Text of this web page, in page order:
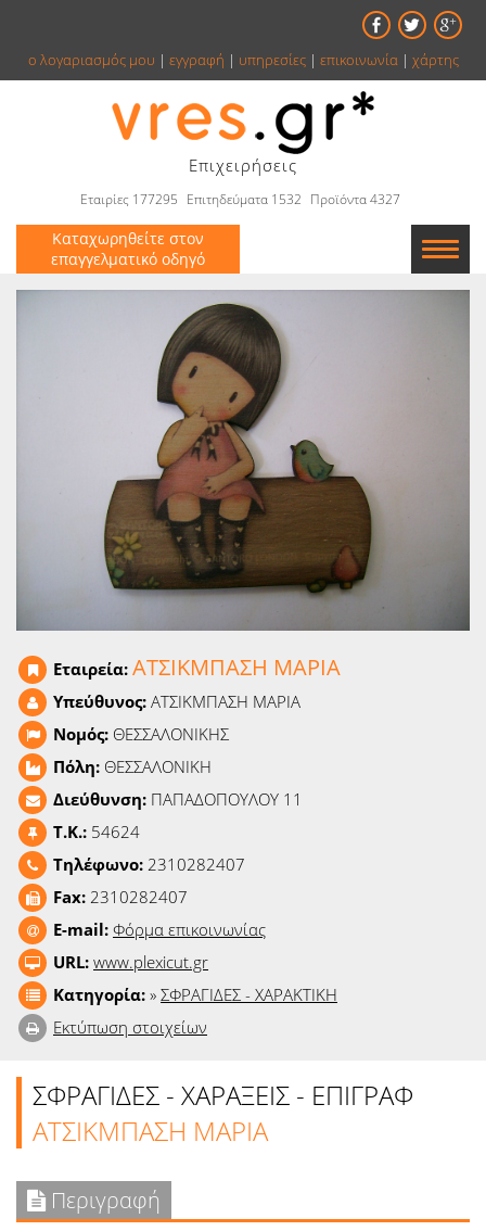
ο λογαριασμός μου | εγγραφή | υπηρεσίες| επικοινωνία| χάρτης
Επιχειρήσεις
Εταιρίες 177295 Επιτηδεύματα 1532 Προϊόντα 4327
Καταχωρηθείτε στον
επαγγελματικό οδηγό
Εταιρείες
Ειδήσεις
Παιχνίδια
Ταινίες
Εταιρεία: ΑΤΣΙΚΜΠΑΣΗ ΜΑΡΙΑ
Υπεύθυνος: ΑΤΣΙΚΜΠΑΣΗ ΜΑΡΙΑ
Νομός: ΘΕΣΣΑΛΟΝΙΚΗΣ
Πόλη: ΘΕΣΣΑΛΟΝΙΚΗ
Διεύθυνση: ΠΑΠΑΔΟΠΟΥΛΟΥ 11
T.K.: 54624
Τηλέφωνο: 2310282407
Fax: 2310282407
E-mail: Φόρμα επικοινωνίας
URL: www.plexicut.gr
Κατηγορία: » ΣΦΡΑΓΙΔΕΣ - ΧΑΡΑΚΤΙΚΗ
Εκτύπωση στοιχείων
ΣΦΡΑΓΙΔΕΣ - ΧΑΡΑΞΕΙΣ - ΕΠΙΓΡΑΦ
ΑΤΣΙΚΜΠΑΣΗ ΜΑΡΙΑ
Περιγραφή